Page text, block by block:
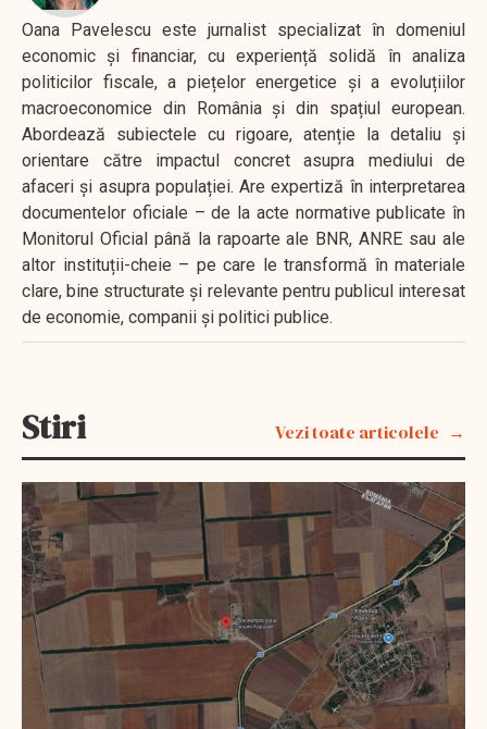
Oana Pavelescu este jurnalist specializat în domeniul
economic și financiar, cu experiență solidă în analiza
politicilor fiscale, a piețelor energetice și a evoluțiilor
macroeconomice din România și din spațiul european.
Abordează subiectele cu rigoare, atenție la detaliu și
orientare către impactul concret asupra mediului de
afaceri și asupra populației. Are expertiză în interpretarea
documentelor oficiale – de la acte normative publicate în
Monitorul Oficial până la rapoarte ale BNR, ANRE sau ale
altor instituții-cheie – pe care le transformă în materiale
clare, bine structurate și relevante pentru publicul interesat
de economie, companii și politici publice.
Stiri Vezi toate articolele